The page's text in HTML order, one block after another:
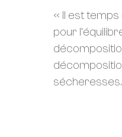
« Il est
pour